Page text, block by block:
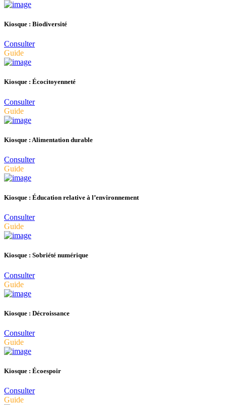
Kiosque : Biodiversité
Consulter
Guide
Kiosque : Écocitoyenneté
Consulter
Guide
Kiosque : Alimentation durable
Consulter
Guide
Kiosque : Éducation relative à l’environnement
Consulter
Guide
Kiosque : Sobriété numérique
Consulter
Guide
Kiosque : Décroissance
Consulter
Guide
Kiosque : Écoespoir
Consulter
Guide